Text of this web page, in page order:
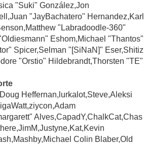
"Suki" González,Jon
"JayBachatero" Hernandez,Karl
"Labradoodle-360"
Eshom,Michael "Thantos"
Spicer,Selman "[SiNaN]" Eser,Shitiz
"Orstio" Hildebrandt,Thorsten "TE"
Heffernan,lurkalot,Steve,Aleksi
Alves,CapadY,ChalkCat,Chas
Colin Blaber,Old